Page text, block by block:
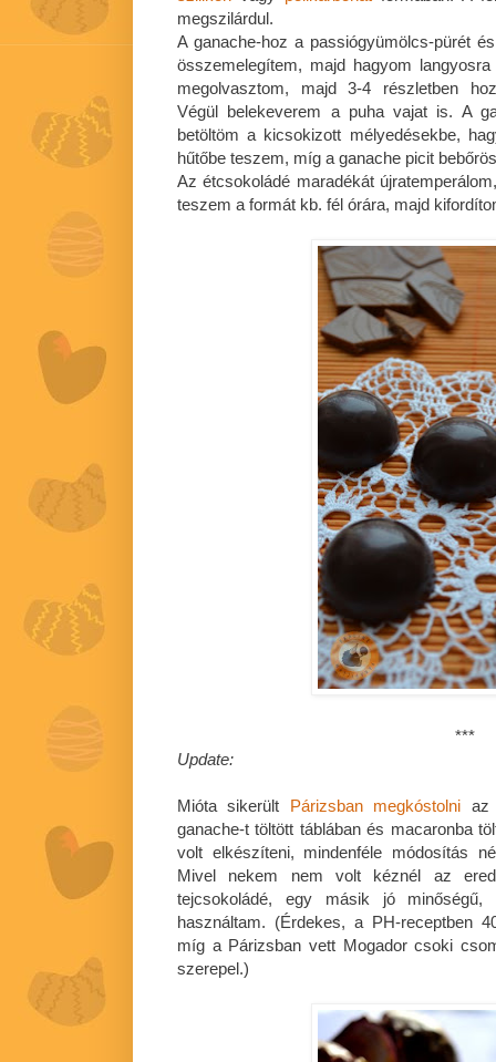
megszilárdul.
A ganache-hoz a passiógyümölcs-pürét
összemelegítem, majd hagyom
megolvasztom, majd 3-4 részletben
Végül belekeverem a puha vajat is. A
betöltöm a kicsokizott mélyedésekbe,
hűtőbe teszem, míg a ganache picit
Az étcsokoládé maradékát
teszem a formát kb. fél órára, majd
***
Update:
Mióta sikerült Párizsban megkóstolni az
ganache-t töltött táblában és macaronba
volt elkészíteni, mindenféle módosítás
Mivel nekem nem volt kéznél az
tejcsokoládé, egy másik jó minőségű,
használtam. (Érdekes, a PH-receptben
míg a Párizsban vett Mogador csoki
szerepel.)